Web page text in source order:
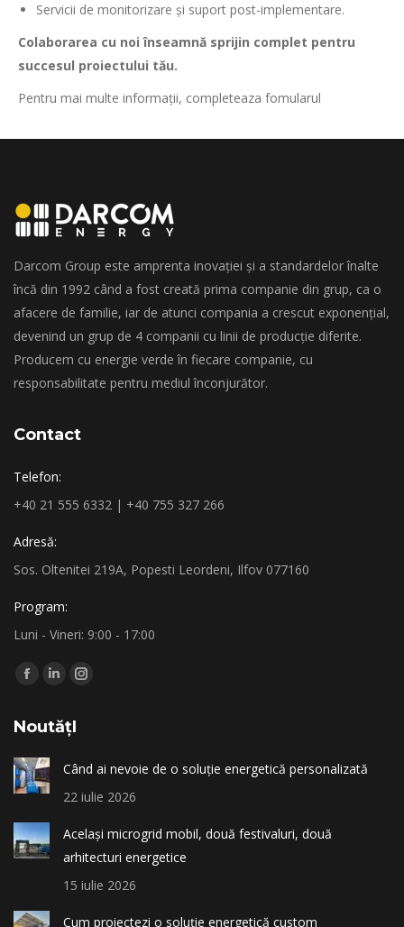
Servicii de monitorizare și suport post-implementare.
Colaborarea cu noi înseamnă sprijin complet pentru
succesul proiectului tău.
Pentru mai multe informații, completeaza fomularul
Darcom Group este amprenta inovației și a standardelor înalte
încă din 1992 când a fost creată prima companie din grup, ca o
afacere de familie, iar de atunci compania a crescut exponențial,
devenind un grup de 4 companii cu linii de producție diferite.
Producem cu energie verde în fiecare companie, cu
responsabilitate pentru mediul înconjurător.
Contact
Telefon:
+40 21 555 6332 | +40 755 327 266
Adresă:
Sos. Oltenitei 219A, Popesti Leordeni, Ilfov 077160
Program:
Luni - Vineri: 9:00 - 17:00
Find us on:
Facebook
opens
in
new
window
Linkedin
opens
new
window
Instagram
new
window
NoutățI
Când ai nevoie de o soluție energetică personalizată
22 iulie 2026
Același microgrid mobil, două festivaluri, două
arhitecturi energetice
15 iulie 2026
Cum proiectezi o soluție energetică custom